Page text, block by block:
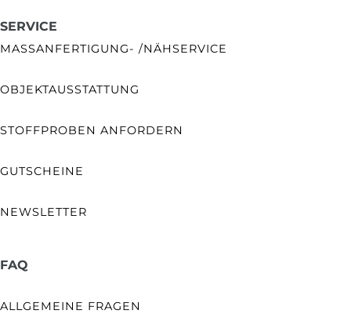
SERVICE
MASSANFERTIGUNG- /NÄHSERVICE
OBJEKTAUSSTATTUNG
STOFFPROBEN ANFORDERN
GUTSCHEINE
NEWSLETTER
FAQ
ALLGEMEINE FRAGEN